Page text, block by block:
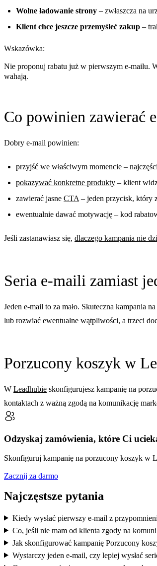
Wolne ładowanie strony – zwłaszcza na
Klient chce jeszcze przemyśleć zakup –
Wskazówka:
Nie proponuj rabatu już w pierwszym e-mailu.
wahają.
Co powinien zawierać
Dobry e-mail powinien:
przyjść we właściwym momencie –
pokazywać konkretne produkty – klient
zawierać jasne CTA – jeden przycisk, który
ewentualnie dawać motywację – kod
Jeśli zastanawiasz się, dlaczego kampania nie
Seria e-maili zamiast
Jeden e-mail to za mało. Skuteczna kampania
lub rozwiać ewentualne wątpliwości, a trzeci
Porzucony koszyk w
W Leadhubie skonfigurujesz kampanię na
kontaktach z ważną zgodą na komunikację
Odzyskaj zamówienia, które Ci
Skonfiguruj kampanię na porzucony koszyk w
Zacznij za darmo
Najczęstsze pytania
Kiedy wysłać pierwszy e-mail z
Co, jeśli nie mam od klienta zgody na
Jak skonfigurować kampanię Porzucony
Wystarczy jeden e-mail, czy lepiej wysłać